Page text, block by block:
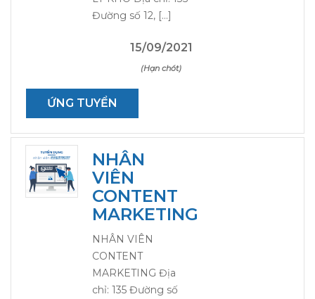
Đường số 12, […]
15/09/2021
(Hạn chót)
ỨNG TUYỂN
NHÂN
VIÊN
CONTENT
MARKETING
NHÂN VIÊN
CONTENT
MARKETING Địa
chỉ: 135 Đường số